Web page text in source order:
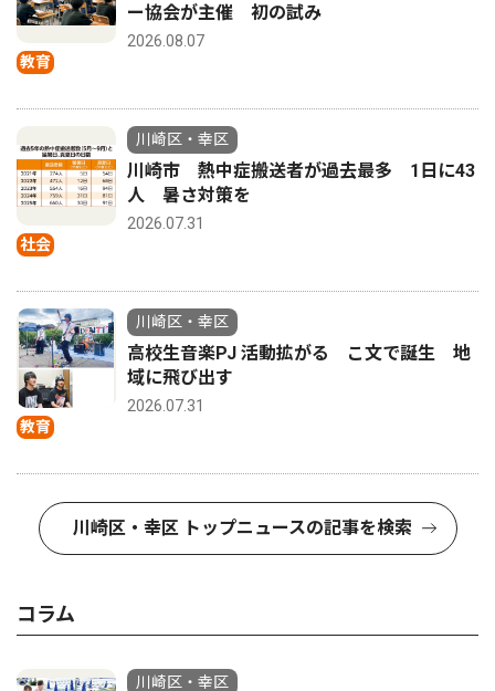
教育
ー協会が主催 初の試み
2026.08.07
社会
川崎区・幸区
川崎市 熱中症搬送者が過去最多 1日に43
人 暑さ対策を
2026.07.31
教育
川崎区・幸区
高校生音楽PJ 活動拡がる こ文で誕生 地
域に飛び出す
2026.07.31
川崎区・幸区 トップニュースの記事を検索
コラム
川崎区・幸区